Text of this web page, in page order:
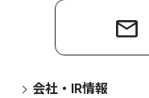
会社・IR情報